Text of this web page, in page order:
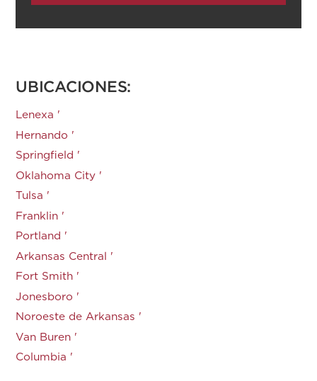
UBICACIONES:
Lenexa '
Hernando '
Springfield '
Oklahoma City '
Tulsa '
Franklin '
Portland '
Arkansas Central '
Fort Smith '
Jonesboro '
Noroeste de Arkansas '
Van Buren '
Columbia '